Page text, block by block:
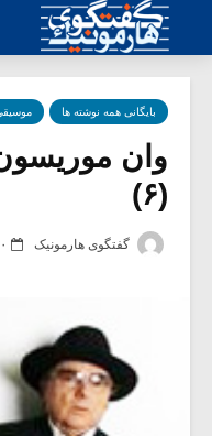
بایگانی همه نوشته ها
وان
(۶)
گفتگوی هارمونیک ۲۰